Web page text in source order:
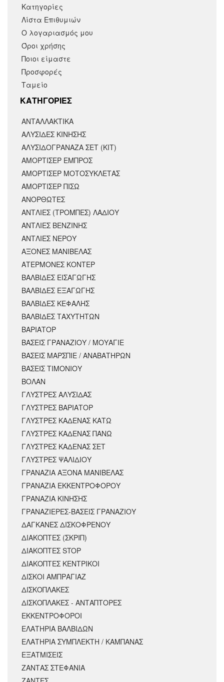
Κατηγορίες
Λίστα Επιθυμιών
Ο λογαριασμός μου
Όροι χρήσης
Ποιοι είμαστε
Προσφορές
Ταμείο
KΑΤΗΓΟΡΙΕΣ
ΑΝΤΑΛΛΑΚΤΙΚΆ
ΑΛΥΣΙΔΕΣ ΚΙΝΗΣΗΣ
ΑΛΥΣΙΔΟΓΡΑΝΑΖΑ ΣΕΤ (ΚΙΤ)
ΑΜΟΡΤΙΣΕΡ ΕΜΠΡΟΣ
ΑΜΟΡΤΙΣΈΡ ΜΟΤΟΣΥΚΛΈΤΑΣ
ΑΜΟΡΤΙΣΕΡ ΠΙΣΩ
ΑΝΟΡΘΩΤΕΣ
ΑΝΤΛΙΕΣ (ΤΡΟΜΠΕΣ) ΛΑΔΙΟΥ
ΑΝΤΛΙΕΣ ΒΕΝΖΙΝΗΣ
ΑΝΤΛΙΕΣ ΝΕΡΟΥ
ΑΞΟΝΕΣ ΜΑΝΙΒΕΛΑΣ
ΑΤΕΡΜΟΝΕΣ ΚΟΝΤΕΡ
ΒΑΛΒΙΔΕΣ ΕΙΣΑΓΩΓΗΣ
ΒΑΛΒΙΔΕΣ ΕΞΑΓΩΓΗΣ
ΒΑΛΒΙΔΕΣ ΚΕΦΑΛΗΣ
ΒΑΛΒΙΔΕΣ ΤΑΧΥΤΗΤΩΝ
ΒΑΡΙΑΤΟΡ
ΒΑΣΕΙΣ ΓΡΑΝΑΖΙΟΥ / ΜΟΥΑΓΙΕ
ΒΑΣΕΙΣ ΜΑΡΣΠΙΕ / ΑΝΑΒΑΤΗΡΩΝ
ΒΑΣΕΙΣ ΤΙΜΟΝΙΟΥ
ΒΟΛΑΝ
ΓΛΥΣΤΡΕΣ ΑΛΥΣΙΔΑΣ
ΓΛΥΣΤΡΕΣ ΒΑΡΙΑΤΟΡ
ΓΛΥΣΤΡΕΣ ΚΑΔΕΝΑΣ ΚΑΤΩ
ΓΛΥΣΤΡΕΣ ΚΑΔΕΝΑΣ ΠΑΝΩ
ΓΛΥΣΤΡΕΣ ΚΑΔΕΝΑΣ ΣΕΤ
ΓΛΥΣΤΡΕΣ ΨΑΛΙΔΙΟΥ
ΓΡΑΝΑΖΙΑ ΑΞΟΝΑ ΜΑΝΙΒΕΛΑΣ
ΓΡΑΝΑΖΙΑ ΕΚΚΕΝΤΡΟΦΟΡΟΥ
ΓΡΑΝΑΖΙΑ ΚΙΝΗΣΗΣ
ΓΡΑΝΑΖΙΕΡΕΣ-ΒΑΣΕΙΣ ΓΡΑΝΑΖΙΟΥ
ΔΑΓΚΑΝΕΣ ΔΙΣΚΟΦΡΕΝΟΥ
ΔΙΑΚΟΠΤΕΣ (ΣΚΡΙΠ)
ΔΙΑΚΟΠΤΕΣ STOP
ΔΙΑΚΟΠΤΕΣ ΚΕΝΤΡΙΚΟΙ
ΔΙΣΚΟΙ ΑΜΠΡΑΓΙΑΖ
ΔΙΣΚΟΠΛΑΚΕΣ
ΔΙΣΚΟΠΛΑΚΕΣ - ΑΝΤΑΠΤΟΡΕΣ
ΕΚΚΕΝΤΡΟΦΟΡΟΙ
ΕΛΑΤΗΡΙΑ ΒΑΛΒΙΔΩΝ
ΕΛΑΤΗΡΙΑ ΣΥΜΠΛΕΚΤΗ / ΚΑΜΠΑΝΑΣ
ΕΞΑΤΜΙΣΕΙΣ
ΖΑΝΤΑΣ ΣΤΕΦΑΝΙΑ